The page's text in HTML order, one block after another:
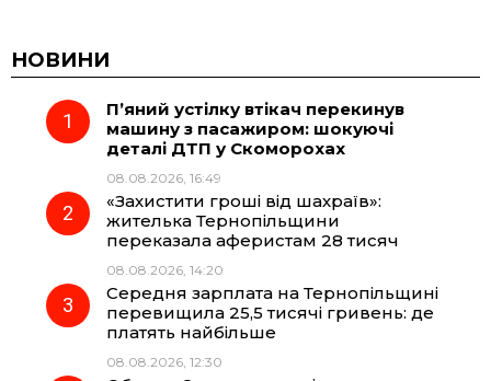
c
e
o
k
e
g
r
a
m
t
НОВИНИ
П’яний устілку втікач перекинув
машину з пасажиром: шокуючі
деталі ДТП у Скоморохах
08.08.2026, 16:49
«Захистити гроші від шахраїв»:
жителька Тернопільщини
переказала аферистам 28 тисяч
08.08.2026, 14:20
Середня зарплата на Тернопільщині
перевищила 25,5 тисячі гривень: де
платять найбільше
08.08.2026, 12:30